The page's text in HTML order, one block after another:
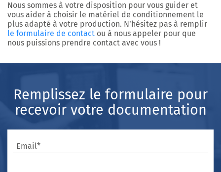
Nous sommes à votre disposition pour vous guider et
vous aider à choisir le matériel de conditionnement le
plus adapté à votre production. N’hésitez pas à remplir
le formulaire de contact ou à nous appeler pour que
nous puissions prendre contact avec vous !
Remplissez le formulaire pour
recevoir votre documentation
Email*